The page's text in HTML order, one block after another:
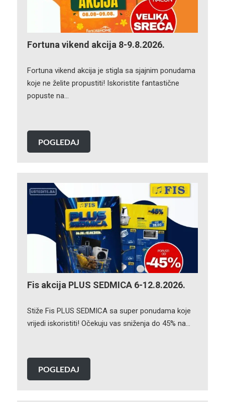
Fortuna vikend akcija 8-9.8.2026.
Fortuna vikend akcija je stigla sa sjajnim ponudama
koje ne želite propustiti! Iskoristite fantastične
popuste na…
POGLEDAJ
Fis akcija PLUS SEDMICA 6-12.8.2026.
Stiže Fis PLUS SEDMICA sa super ponudama koje
vrijedi iskoristiti! Očekuju vas sniženja do 45% na…
POGLEDAJ